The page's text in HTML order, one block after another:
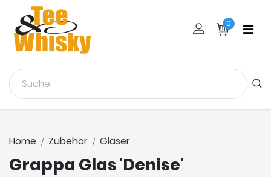
0
Grappa Glas 'Denise'
Home Zubehör Gläser